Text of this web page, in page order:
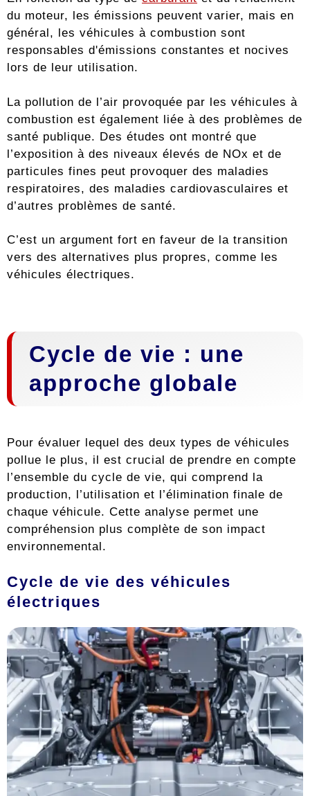
du moteur, les émissions peuvent varier, mais en
général, les véhicules à combustion sont
responsables d'émissions constantes et nocives
lors de leur utilisation.
La pollution de l’air provoquée par les véhicules à
combustion est également liée à des problèmes de
santé publique. Des études ont montré que
l’exposition à des niveaux élevés de NOx et de
particules fines peut provoquer des maladies
respiratoires, des maladies cardiovasculaires et
d’autres problèmes de santé.
C’est un argument fort en faveur de la transition
vers des alternatives plus propres, comme les
véhicules électriques.
Cycle de vie : une
approche globale
Pour évaluer lequel des deux types de véhicules
pollue le plus, il est crucial de prendre en compte
l’ensemble du cycle de vie, qui comprend la
production, l’utilisation et l’élimination finale de
chaque véhicule. Cette analyse permet une
compréhension plus complète de son impact
environnemental.
Cycle de vie des véhicules
électriques